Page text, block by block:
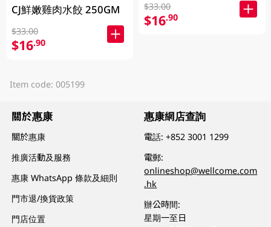
CJ鮮嫩雞肉水餃 250GM
$33.00
$16.90
$33.00
$16.90
Item code: 005199
關於惠康
關於惠康
推廣活動及服務
惠康 WhatsApp 條款及細則
門市退/換貨政策
門店位置
惠康網店查詢
電話:+852 3001 1299
電郵:
onlineshop@wellcome.com
.hk
辦公時間:
星期一至日